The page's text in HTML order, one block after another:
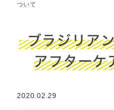
ついて
ブラジリア
アフターケ
2020.02.29